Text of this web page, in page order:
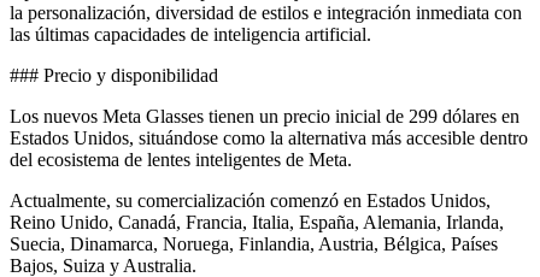
la personalización, diversidad de estilos e integración inmediata con
las últimas capacidades de inteligencia artificial.
### Precio y disponibilidad
Los nuevos Meta Glasses tienen un precio inicial de 299 dólares en
Estados Unidos, situándose como la alternativa más accesible dentro
del ecosistema de lentes inteligentes de Meta.
Actualmente, su comercialización comenzó en Estados Unidos,
Reino Unido, Canadá, Francia, Italia, España, Alemania, Irlanda,
Suecia, Dinamarca, Noruega, Finlandia, Austria, Bélgica, Países
Bajos, Suiza y Australia.